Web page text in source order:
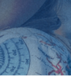
Βίντεο
Ραδιοφωνικές
Διαφημίσεις /
Τα Τραγούδια